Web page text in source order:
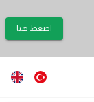
اضغط هنا